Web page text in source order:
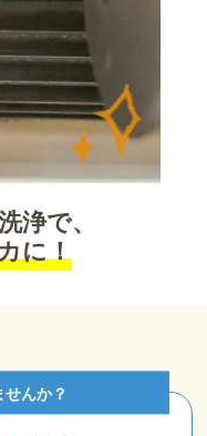
浄で、
に！
んか？